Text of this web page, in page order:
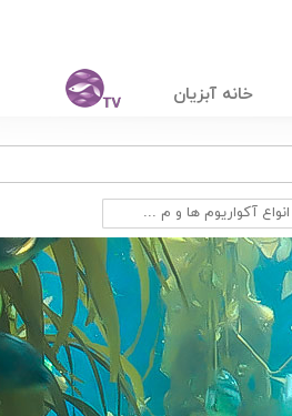
خانه آبزیان
انواع آکواریوم ها و م ...